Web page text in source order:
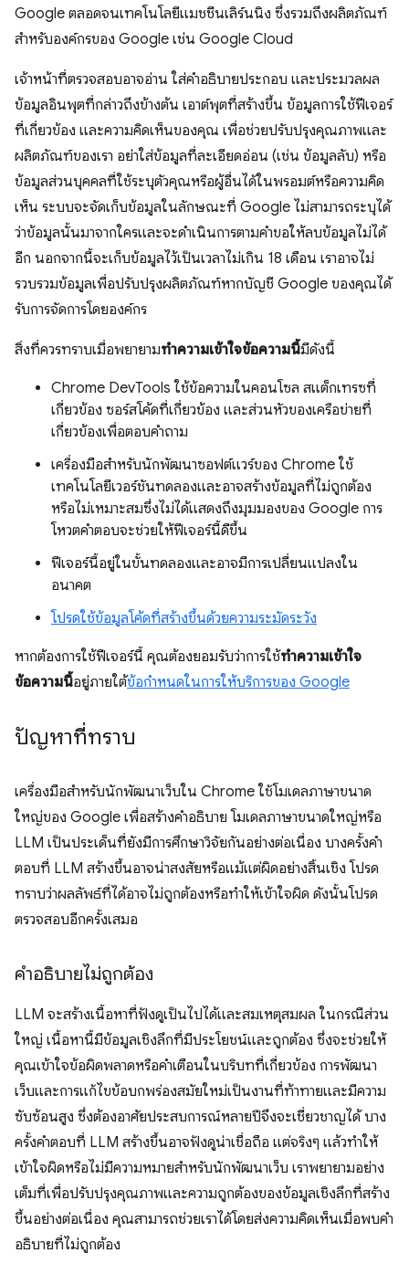
Google ตลอดจนเทคโนโลยีแมชชีนเลิร์นนิง ซึ่งรวมถึงผลิตภัณฑ์
สำหรับองค์กรของ Google เช่น Google Cloud
เจ้าหน้าที่ตรวจสอบอาจอ่าน ใส่คำอธิบายประกอบ และประมวลผล
ข้อมูลอินพุตที่กล่าวถึงข้างต้น เอาต์พุตที่สร้างขึ้น ข้อมูลการใช้ฟีเจอร์
ที่เกี่ยวข้อง และความคิดเห็นของคุณ เพื่อช่วยปรับปรุงคุณภาพและ
ผลิตภัณฑ์ของเรา อย่าใส่ข้อมูลที่ละเอียดอ่อน (เช่น ข้อมูลลับ) หรือ
ข้อมูลส่วนบุคคลที่ใช้ระบุตัวคุณหรือผู้อื่นได้ในพรอมต์หรือความคิด
เห็น ระบบจะจัดเก็บข้อมูลในลักษณะที่ Google ไม่สามารถระบุได้
ว่าข้อมูลนั้นมาจากใครและจะดำเนินการตามคำขอให้ลบข้อมูลไม่ได้
อีก นอกจากนี้จะเก็บข้อมูลไว้เป็นเวลาไม่เกิน 18 เดือน เราอาจไม่
รวบรวมข้อมูลเพื่อปรับปรุงผลิตภัณฑ์หากบัญชี Google ของคุณได้
รับการจัดการโดยองค์กร
สิ่งที่ควรทราบเมื่อพยายามทำความเข้าใจข้อความนี้มีดังนี้
Chrome DevTools ใช้ข้อความในคอนโซล สแต็กเทรซที่
เกี่ยวข้อง ซอร์สโค้ดที่เกี่ยวข้อง และส่วนหัวของเครือข่ายที่
เกี่ยวข้องเพื่อตอบคำถาม
เครื่องมือสำหรับนักพัฒนาซอฟต์แวร์ของ Chrome ใช้
เทคโนโลยีเวอร์ชันทดลองและอาจสร้างข้อมูลที่ไม่ถูกต้อง
หรือไม่เหมาะสมซึ่งไม่ได้แสดงถึงมุมมองของ Google การ
โหวตคำตอบจะช่วยให้ฟีเจอร์นี้ดีขึ้น
ฟีเจอร์นี้อยู่ในขั้นทดลองและอาจมีการเปลี่ยนแปลงใน
อนาคต
โปรดใช้ข้อมูลโค้ดที่สร้างขึ้นด้วยความระมัดระวัง
หากต้องการใช้ฟีเจอร์นี้ คุณต้องยอมรับว่าการใช้ทำความเข้าใจ
ข้อความนี้อยู่ภายใต้ข้อกำหนดในการให้บริการของ Google
ปัญหาที่ทราบ
เครื่องมือสำหรับนักพัฒนาเว็บใน Chrome ใช้โมเดลภาษาขนาด
ใหญ่ของ Google เพื่อสร้างคำอธิบาย โมเดลภาษาขนาดใหญ่หรือ
LLM เป็นประเด็นที่ยังมีการศึกษาวิจัยกันอย่างต่อเนื่อง บางครั้งคำ
ตอบที่ LLM สร้างขึ้นอาจน่าสงสัยหรือแม้แต่ผิดอย่างสิ้นเชิง โปรด
ทราบว่าผลลัพธ์ที่ได้อาจไม่ถูกต้องหรือทำให้เข้าใจผิด ดังนั้นโปรด
ตรวจสอบอีกครั้งเสมอ
คำอธิบายไม่ถูกต้อง
LLM จะสร้างเนื้อหาที่ฟังดูเป็นไปได้และสมเหตุสมผล ในกรณีส่วน
ใหญ่ เนื้อหานี้มีข้อมูลเชิงลึกที่มีประโยชน์และถูกต้อง ซึ่งจะช่วยให้
คุณเข้าใจข้อผิดพลาดหรือคำเตือนในบริบทที่เกี่ยวข้อง การพัฒนา
เว็บและการแก้ไขข้อบกพร่องสมัยใหม่เป็นงานที่ท้าทายและมีความ
ซับซ้อนสูง ซึ่งต้องอาศัยประสบการณ์หลายปีจึงจะเชี่ยวชาญได้ บาง
ครั้งคำตอบที่ LLM สร้างขึ้นอาจฟังดูน่าเชื่อถือ แต่จริงๆ แล้วทำให้
เข้าใจผิดหรือไม่มีความหมายสำหรับนักพัฒนาเว็บ เราพยายามอย่าง
เต็มที่เพื่อปรับปรุงคุณภาพและความถูกต้องของข้อมูลเชิงลึกที่สร้าง
ขึ้นอย่างต่อเนื่อง คุณสามารถช่วยเราได้โดยส่งความคิดเห็นเมื่อพบคำ
อธิบายที่ไม่ถูกต้อง